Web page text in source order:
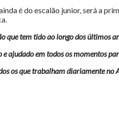
é do escalão junior, será a
que tem tido ao longo dos últimos
ajudado em todos os momentos
os que trabalham diariamente no